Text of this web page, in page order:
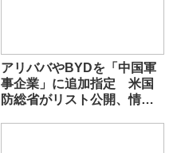
アリババやBYDを「中国軍
事企業」に追加指定 米国
防総省がリスト公開、情報